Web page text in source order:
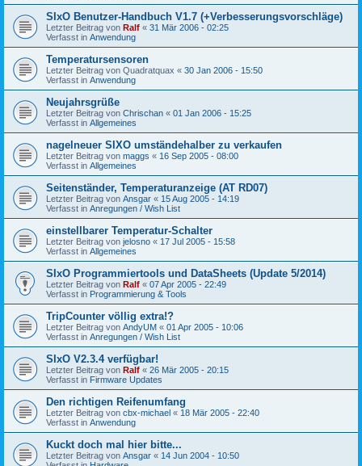
SIxO Benutzer-Handbuch V1.7 (+Verbesserungsvorschläge)
Letzter Beitrag von Ralf « 31 Mär 2006 - 02:25
Verfasst in Anwendung
Temperatursensoren
Letzter Beitrag von Quadratquax « 30 Jan 2006 - 15:50
Verfasst in Anwendung
Neujahrsgrüße
Letzter Beitrag von Chrischan « 01 Jan 2006 - 15:25
Verfasst in Allgemeines
nagelneuer SIXO umständehalber zu verkaufen
Letzter Beitrag von maggs « 16 Sep 2005 - 08:00
Verfasst in Allgemeines
Seitenständer, Temperaturanzeige (AT RD07)
Letzter Beitrag von Ansgar « 15 Aug 2005 - 14:19
Verfasst in Anregungen / Wish List
einstellbarer Temperatur-Schalter
Letzter Beitrag von jelosno « 17 Jul 2005 - 15:58
Verfasst in Allgemeines
SIxO Programmiertools und DataSheets (Update 5/2014)
Letzter Beitrag von Ralf « 07 Apr 2005 - 22:49
Verfasst in Programmierung & Tools
TripCounter völlig extra!?
Letzter Beitrag von AndyUM « 01 Apr 2005 - 10:06
Verfasst in Anregungen / Wish List
SIxO V2.3.4 verfügbar!
Letzter Beitrag von Ralf « 26 Mär 2005 - 20:15
Verfasst in Firmware Updates
Den richtigen Reifenumfang
Letzter Beitrag von cbx-michael « 18 Mär 2005 - 22:40
Verfasst in Anwendung
Kuckt doch mal hier bitte...
Letzter Beitrag von Ansgar « 14 Jun 2004 - 10:50